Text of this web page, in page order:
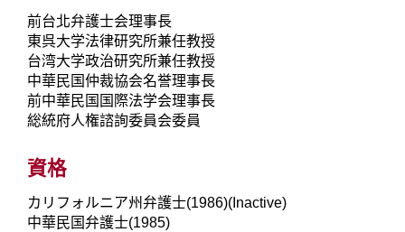
前台北弁護士会理事長
東呉大学法律研究所兼任教授
台湾大学政治研究所兼任教授
中華民国仲裁協会名誉理事長
前中華民国国際法学会理事長
総統府人権諮詢委員会委員
資格
カリフォルニア州弁護士(1986)(Inactive)
中華民国弁護士(1985)